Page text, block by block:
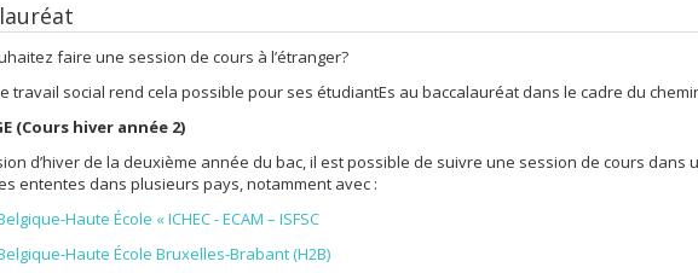
faire une session de cours à l’étranger?
travail social rend cela possible pour ses étudiantEs au baccalauréat dans le cadre du
(Cours hiver année 2)
d’hiver de la deuxième année du bac, il est possible de suivre une session de cours dans
ententes dans plusieurs pays, notamment avec :
Haute École « ICHEC - ECAM – ISFSC
Haute École Bruxelles-Brabant (H2B)